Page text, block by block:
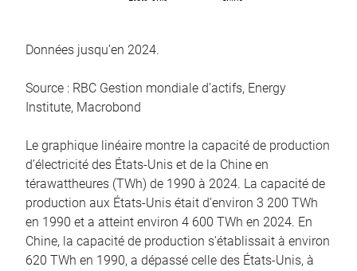
Données jusqu’en 2024.
Source : RBC Gestion mondiale d’actifs, Energy
Institute, Macrobond
Le graphique linéaire montre la capacité de production
d’électricité des États-Unis et de la Chine en
térawattheures (TWh) de 1990 à 2024. La capacité de
production aux États-Unis était d’environ 3 200 TWh
en 1990 et a atteint environ 4 600 TWh en 2024. En
Chine, la capacité de production s’établissait à environ
620 TWh en 1990, a dépassé celle des États-Unis, à